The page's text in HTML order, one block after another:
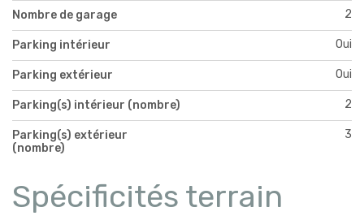
Nombre de garage 2
Parking intérieur Oui
Parking extérieur Oui
Parking(s) intérieur (nombre) 2
Parking(s) extérieur
(nombre)
3
Spécificités terrain